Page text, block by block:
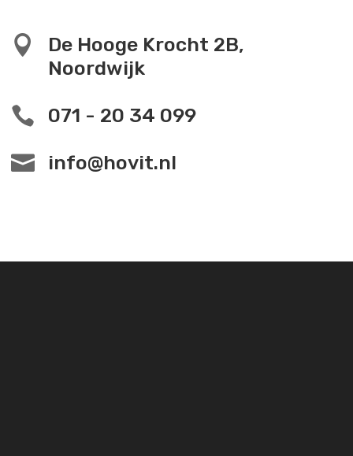

De Hooge Krocht 2B,
Noordwijk
 071 - 20 34 099
 info@hovit.nl